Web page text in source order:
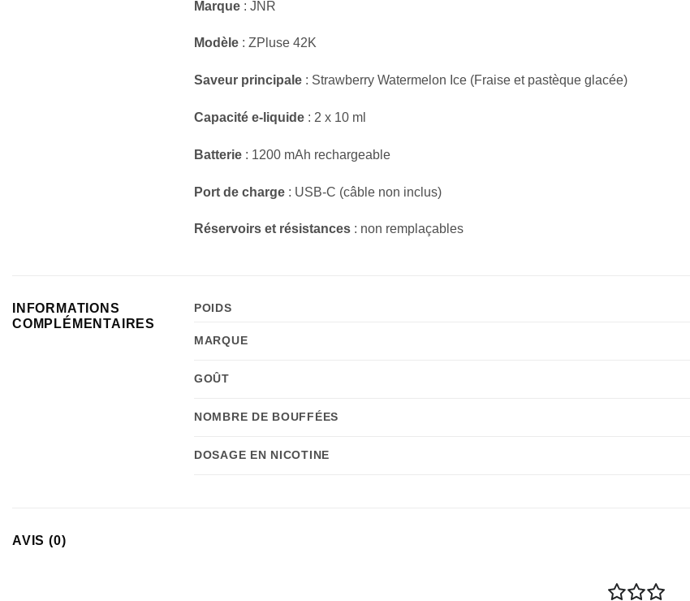
Marque : JNR
Modèle : ZPluse 42K
Saveur principale : Strawberry Watermelon Ice (Fraise et pastèque glacée)
Capacité e-liquide : 2 x 10 ml
Batterie : 1200 mAh rechargeable
Port de charge : USB-C (câble non inclus)
Réservoirs et résistances : non remplaçables
INFORMATIONS
COMPLÉMENTAIRES
POIDS
MARQUE
GOÛT
NOMBRE DE BOUFFÉES
DOSAGE EN NICOTINE
AVIS (0)